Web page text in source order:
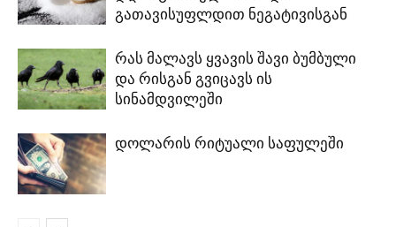
გათავისუფლდით ნეგატივისგან
რას მალავს ყვავის შავი ბუმბული
და რისგან გვიცავს ის
სინამდვილეში
დოლარის რიტუალი საფულეში